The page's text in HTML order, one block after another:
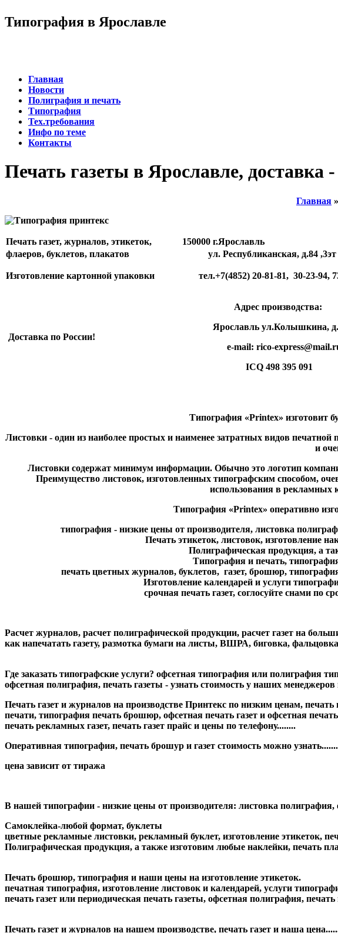
Типография в Ярославле
Главная
Новости
Полиграфия и печать
Типография
Тех.требования
Инфо по теме
Контакты
Печать газеты в Ярославле, доставка
Главная »
Печать газет, журналов, этикеток,
150000 г.Ярославль
флаеров, буклетов, плакатов
ул. Республиканская, д.84 ,3эт
Изготовление картонной упаковки тел.+7(4852) 20-81-81, 30-23-94,
Доставка по России!
Адрес производства:
Ярославль ул.Колышкина,
e-mail: rico-
ICQ 498 395 091
Типография «Printex» изготовит
Листовки - один из наиболее простых и наименее затратных видов
и
Листовки содержат минимум информации. Обычно это логотип
Преимущество листовок, изготовленных типографским способом,
использования в рекламных
Типография «Printex» оперативно
типография - низкие цены от производителя, листовка
Печать этикеток, листовок, изготовление
Полиграфическая продукция, а
Типография и печать,
печать цветных журналов, буклетов, газет, брошюр,
Изготовление календарей и услуги
срочная печать газет, соглосуйте снами по
Расчет журналов, расчет полиграфической продукции, расчет газет на
как напечатать газету, размотка бумаги на листы, ВШРА, биговка,
Где заказать типографские услуги? офсетная типография или полиграфия
офсетная полиграфия, печать газеты - узнать стоимость у наших менеджеров
Печать газет и журналов на производстве Принтекс по низким ценам,
печати, типография печать брошюр, офсетная печать газет и офсетная
печать рекламных газет, печать газет прайс и цены по телефону........
Оперативная типография, печать брошур и газет стоимость можно
цена зависит от тиража
В нашей типографии - низкие цены от производителя: листовка полиграфия,
Самоклейка-любой формат, буклеты
цветные рекламные листовки, рекламный буклет, изготовление этикеток,
Полиграфическая продукция, а также изготовим любые наклейки, печать
Печать брошюр, типография и наши цены на изготовление этикеток.
печатная типография, изготовление листовок и календарей, услуги
печать газет или периодическая печать газеты, офсетная полиграфия, печать
Печать газет и журналов на нашем производстве, печать газет и наша